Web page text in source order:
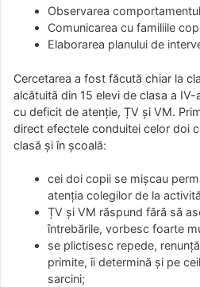
Observarea
Comunicarea cu familiile
Elaborarea planului de
Cercetarea a fost făcută chiar la
alcătuită din 15 elevi de clasa a
cu deficit de atenție, ȚV și VM.
direct efectele conduitei celor doi
clasă și în școală:
cei doi copii se mișcau
atenția colegilor de la
ȚV și VM răspund fără să
întrebările, vorbesc foarte
se plictisesc repede,
primite, îi determină și pe
sarcini;